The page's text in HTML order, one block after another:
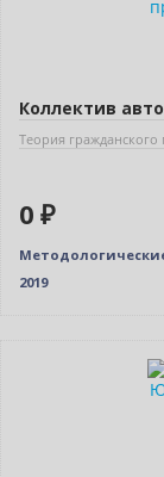
Коллектив
Теория гражданского
0 ₽
2019